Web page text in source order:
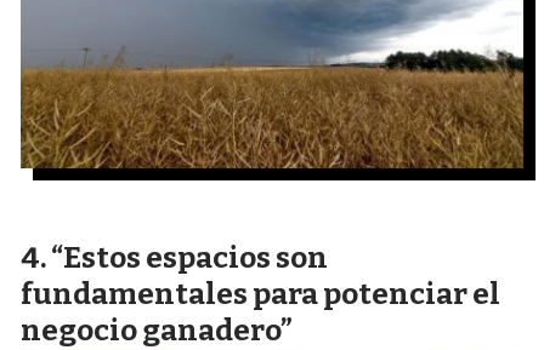
“Estos espacios son
fundamentales para potenciar el
negocio ganadero”